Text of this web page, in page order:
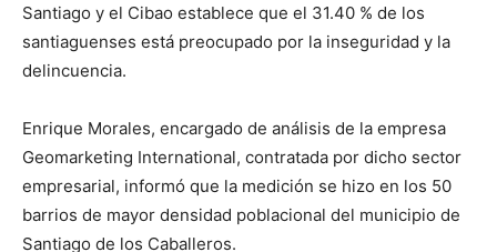
Santiago y el Cibao establece que el 31.40 % de los
santiaguenses está preocupado por la inseguridad y la
delincuencia.
Enrique Morales, encargado de análisis de la empresa
Geomarketing International, contratada por dicho sector
empresarial, informó que la medición se hizo en los 50
barrios de mayor densidad poblacional del municipio de
Santiago de los Caballeros.